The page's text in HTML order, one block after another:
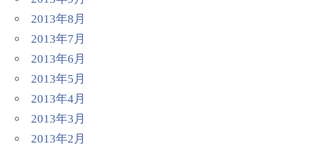
2013年8月
2013年7月
2013年6月
2013年5月
2013年4月
2013年3月
2013年2月